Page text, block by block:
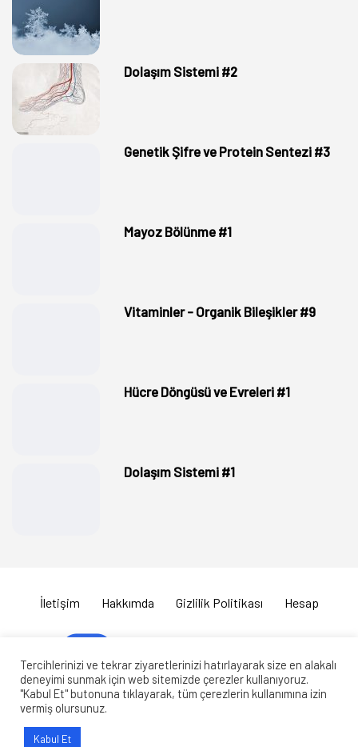
Dolaşım Sistemi #2
Genetik Şifre ve Protein Sentezi #3
Mayoz Bölünme #1
Vitaminler - Organik Bileşikler #9
Hücre Döngüsü ve Evreleri #1
Dolaşım Sistemi #1
İletişim Hakkımda Gizlilik Politikası Hesap
Copyright © 2020 biyolojiportalisorubankasi.com Tüm Hakları
Tercihlerinizi ve tekrar ziyaretlerinizi hatırlayarak size en alakalı
deneyimi sunmak için web sitemizde çerezler kullanıyoruz.
"Kabul Et" butonuna tıklayarak, tüm çerezlerin kullanımına izin
vermiş olursunuz.
Kabul Et